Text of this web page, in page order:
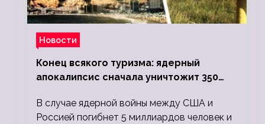
Новости
Конец всякого туризма: ядерный
апокалипсис сначала уничтожит 350
людей
В случае ядерной войны между США и
Россией погибнет 5 миллиардов человек и